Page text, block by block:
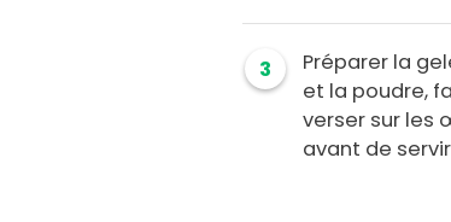
3
Préparer la
et la poudre,
verser sur les
avant de